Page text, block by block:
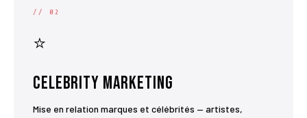
// 02
⭐
Celebrity Marketing
Mise en relation marques et célébrités — artistes,